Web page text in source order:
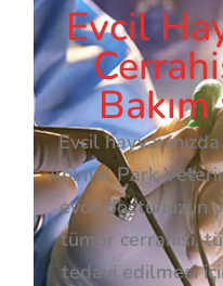
Evcil
Evcil
Animal Park
evcil dostunuzun
tümör cerrahisi,
tedavi edilmesi